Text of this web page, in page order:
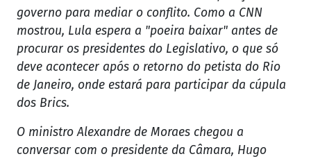
governo para mediar o conflito. Como a CNN
mostrou, Lula espera a "poeira baixar" antes de
procurar os presidentes do Legislativo, o que só
deve acontecer após o retorno do petista do Rio
de Janeiro, onde estará para participar da cúpula
dos Brics.
O ministro Alexandre de Moraes chegou a
conversar com o presidente da Câmara, Hugo